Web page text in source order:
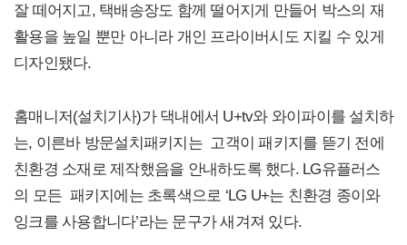
잘 떼어지고, 택배송장도 함께 떨어지게 만들어 박스의 재
활용을 높일 뿐만 아니라 개인 프라이버시도 지킬 수 있게
디자인됐다.
홈매니저(설치기사)가 댁내에서 U+tv와 와이파이를 설치하
는, 이른바 방문설치패키지는 고객이 패키지를 뜯기 전에
친환경 소재로 제작했음을 안내하도록 했다. LG유플러스
의 모든 패키지에는 초록색으로 ‘LG U+는 친환경 종이와
잉크를 사용합니다’라는 문구가 새겨져 있다.